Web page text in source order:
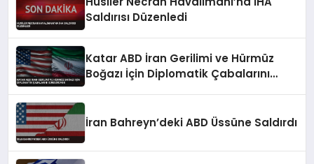
Saldırısı Düzenledi
Katar ABD İran Gerilimi ve Hürmüz
Boğazı İçin Diplomatik Çabalarını
İran Bahreyn’deki ABD Üssüne Saldırdı